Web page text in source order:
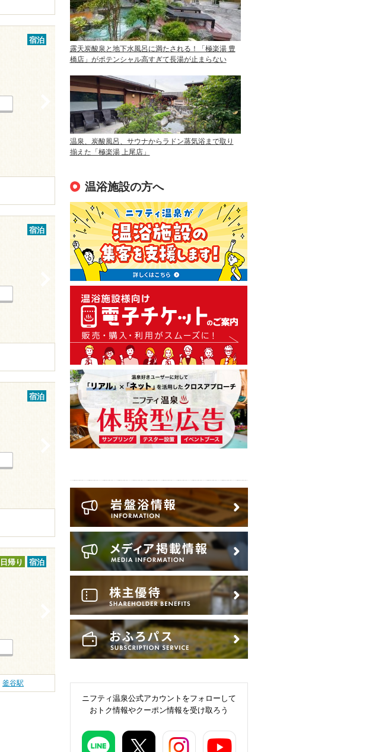
宿泊
宿泊
宿泊
日帰り 宿泊
釜谷駅
露天炭酸泉と地下水風呂に満たされる！「極楽湯 豊
橋店」がポテンシャル高すぎて長湯が止まらない
温泉、炭酸風呂、サウナからラドン蒸気浴まで取り
揃えた「極楽湯 上尾店」
温浴施設の方へ
ニフティ温泉を使って手軽に
ニフティ温泉公式アカウントをフォローして
おトク情報やクーポン情報を受け取ろう